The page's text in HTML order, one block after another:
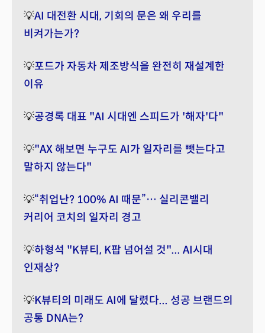
💡AI 대전환 시대, 기회의 문은 왜 우리를
비켜가는가?
💡포드가 자동차 제조방식을 완전히 재설계한
이유
💡공경록 대표 "AI 시대엔 스피드가 '해자'다"
💡"AX 해보면 누구도 AI가 일자리를 뺏는다고
말하지 않는다"
💡“취업난? 100% AI 때문”… 실리콘밸리
커리어 코치의 일자리 경고
💡하형석 "K뷰티, K팝 넘어설 것"... AI시대
인재상?
💡K뷰티의 미래도 AI에 달렸다... 성공 브랜드의
공통 DNA는?